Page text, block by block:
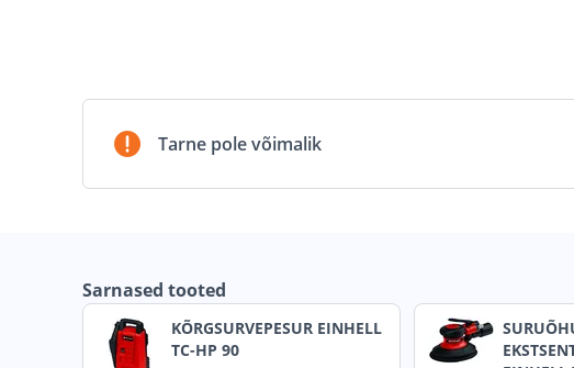
Tarne pole võimalik
Sarnased tooted
KÕRGSURVEPESUR EINHELL
TC-HP 90